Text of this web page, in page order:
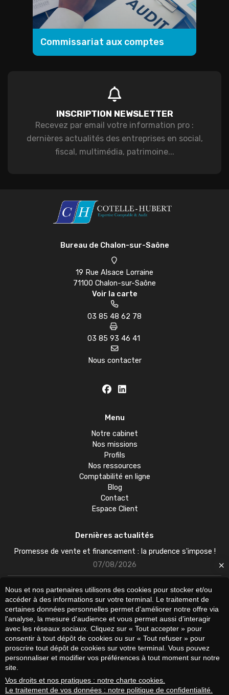
03 85 48 62 78
Facebook
LinkedIn
Haut de page
Commissariat aux comptes
INSCRIPTION NEWSLETTER
Recevez par email votre information pro :
dernières actualités des entreprises en social,
fiscal, multimédia, patrimoine...
Bureau de Chalon-sur-Saône
19 Rue Alsace Lorraine
71100 Chalon-sur-Saône
Voir la carte
03 85 48 62 78
03 85 93 46 41
Nous contacter
Menu
Notre cabinet
Nos missions
Profils
Nos ressources
Comptabilité en ligne
Blog
Contact
Espace Client
Dernières actualités
Promesse de vente et financement : la prudence s'impose !
07/08/2026
Centres de données : des émissions de CO2 en forte hausse
06/08/2026
Incendies : les entreprises peuvent recourir à l'activité partielle
05/08/2026
Mentions légales et RGPD
Politique de confidentialité
Plan du site
Nous et nos partenaires utilisons des cookies pour stocker et/ou
accéder à des informations sur votre terminal. Le traitement de
certaines données personnelles permet d'améliorer notre offre via
l'analyse, la mesure d'audience et vous permet aussi d’interagir
avec les réseaux sociaux. Cliquez sur « Tout accepter » pour
consentir à tout dépôt de cookies ou sur « Tout refuser » pour
proscrire tout dépôt de cookies sur votre terminal. Vous pouvez
personnaliser et modifier vos préférences à tout moment sur notre
site.
Vos droits et nos pratiques : notre charte cookies.
Le traitement de vos données : notre politique de confidentialité.